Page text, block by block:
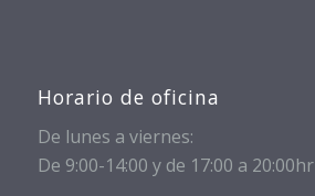
Horario de oficina
De lunes a viernes:
De 9:00-14:00 y de 17:00 a 20:00hr